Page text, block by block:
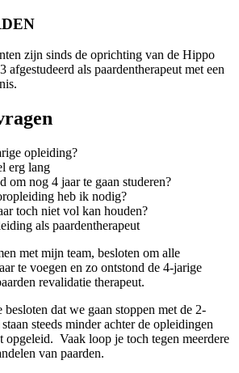
zijn sinds de oprichting van de Hippo
afgestudeerd als paardentherapeut met een
opleiding?
erg lang
om nog 4 jaar te gaan studeren?
heb ik nodig?
toch niet vol kan houden?
als paardentherapeut
met mijn team, besloten om alle
te voegen en zo ontstond de 4-jarige
revalidatie therapeut.
dat we gaan stoppen met de 2-
steeds minder achter de opleidingen
Vaak loop je toch tegen meerdere
van paarden.